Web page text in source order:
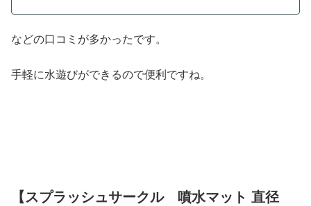
などの口コミが多かったです。
手軽に水遊びができるので便利ですね。
【 スプラッシュサークル 噴水マット 直径